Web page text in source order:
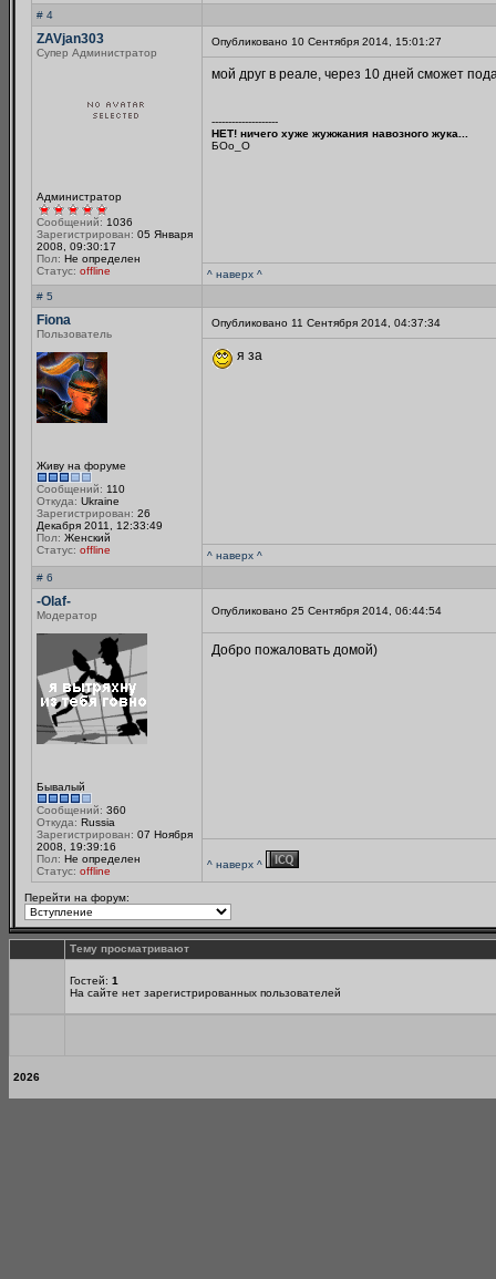
# 4
ZAVjan303
Супер Администратор
Администратор
Сообщений: 1036
Зарегистрирован: 05 Января
2008, 09:30:17
Пол: Не определен
Статус: offline
Опубликовано 10 Сентября 2014, 15:01:27
мой друг в реале, через 10 дней сможет
--------------------
НЕТ! ничего хуже жужжания навозного жука...
БОo_O
^ наверх ^
# 5
Fiona
Пользователь
Живу на форуме
Сообщений: 110
Откуда: Ukraine
Зарегистрирован: 26
Декабря 2011, 12:33:49
Пол: Женский
Статус: offline
Опубликовано 11 Сентября 2014, 04:37:34
я за
^ наверх ^
# 6
-Olaf-
Модератор
Бывалый
Сообщений: 360
Откуда: Russia
Зарегистрирован: 07 Ноября
2008, 19:39:16
Пол: Не определен
Статус: offline
Опубликовано 25 Сентября 2014, 06:44:54
Добро пожаловать домой)
^ наверх ^
Перейти на форум:
Тему просматривают
Гостей: 1
На сайте нет зарегистрированных пользователей
2026